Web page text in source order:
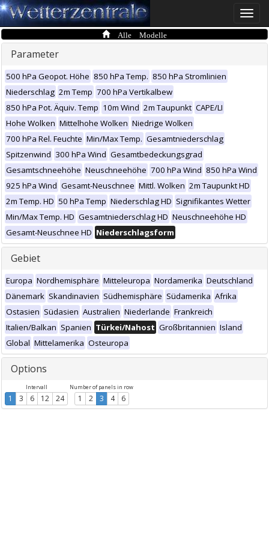
Toggle
Alle Modelle
Parameter
500 hPa Geopot. Höhe 850 hPa Temp. 850 hPa Stromlinien
Niederschlag 2m Temp 700 hPa Vertikalbew
850 hPa Pot. Äquiv. Temp 10m Wind 2m Taupunkt CAPE/LI
Hohe Wolken Mittelhohe Wolken Niedrige Wolken
700 hPa Rel. Feuchte Min/Max Temp. Gesamtniederschlag
Spitzenwind 300 hPa Wind Gesamtbedeckungsgrad
Gesamtschneehöhe Neuschneehöhe 700 hPa Wind 850 hPa Wind
925 hPa Wind Gesamt-Neuschnee Mittl. Wolken 2m Taupunkt HD
2m Temp. HD 50 hPa Temp Niederschlag HD Signifikantes Wetter
Min/Max Temp. HD Gesamtniederschlag HD Neuschneehöhe HD
Gesamt-Neuschnee HD Niederschlagsform
Gebiet
Europa Nordhemisphäre Mitteleuropa Nordamerika Deutschland
Dänemark Skandinavien Südhemisphäre Südamerika Afrika
Ostasien Südasien Australien Niederlande Frankreich
Italien/Balkan Spanien Türkei/Nahost Großbritannien Island
Global Mittelamerika Osteuropa
Options
Intervall
1 3 6 12 24
Number of panels in row
1 2 3 4 6